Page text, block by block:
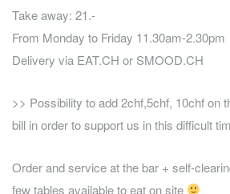
Take away: 21.-
From Monday to Friday 11.30am-2.30pm
Delivery via EAT.CH or SMOOD.CH
>> Possibility to add 2chf,5chf, 10chf on
bill in order to support us in this difficult
Order and service at the bar + self-
few tables available to eat on site